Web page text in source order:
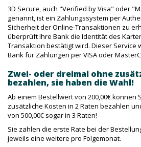
3D Secure, auch "Verified by Visa" oder
genannt, ist ein Zahlungssystem per
Sicherheit der Online-Transaktionen zu
überprüft Ihre Bank die Identität des
Transaktion bestätigt wird. Dieser Service
Bank für Zahlungen per VISA oder
Zwei- oder dreimal ohne
bezahlen, sie haben die Wahl!
Ab einem Bestellwert von 200,00€ können
zusätzliche Kosten in 2 Raten bezahlen
von 500,00€ sogar in 3 Raten!
Sie zahlen die erste Rate bei der
jeweils eine weitere pro Folgemonat.